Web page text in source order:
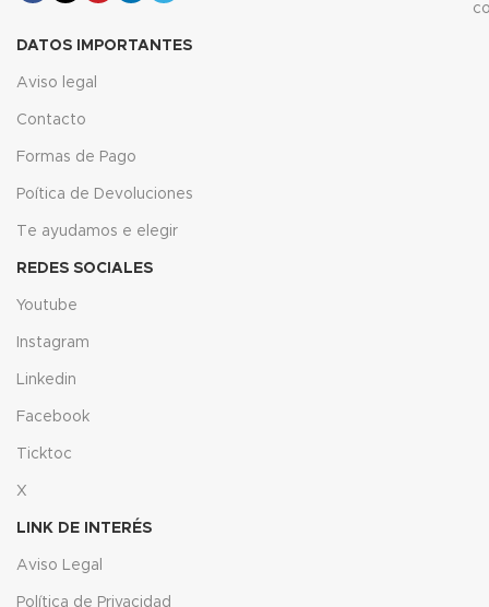
DATOS IMPORTANTES
Aviso legal
Contacto
Formas de Pago
Poítica de Devoluciones
Te ayudamos e elegir
REDES SOCIALES
Youtube
Instagram
Linkedin
Facebook
Ticktoc
X
LINK DE INTERÉS
Aviso Legal
Política de Privacidad